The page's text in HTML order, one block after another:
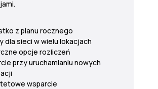
z planu rocznego
dla sieci w wielu lokacjach
opcje rozliczeń
przy uruchamianiu nowych
wsparcie